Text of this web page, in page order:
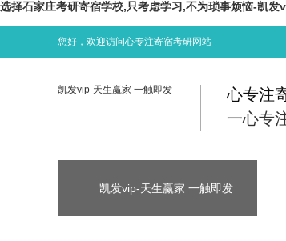
选择石家庄考研寄宿学校,只考虑学习,不为琐事烦恼-凯发
您好，欢迎访问心专注寄宿考研网站
凯发vip-天生赢家 一触即发
心专注
一心专
凯发vip-天生赢家 一触即发